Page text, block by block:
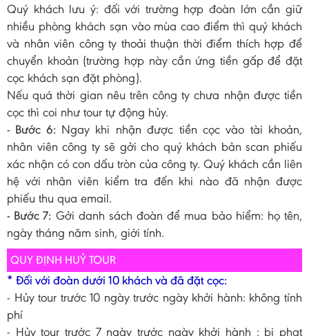
Quý khách lưu ý: đối với trường hợp đoàn lớn cần giữ
nhiều phòng khách sạn vào mùa cao điểm thì quý khách
và nhân viên công ty thoải thuận thời điểm thích hợp để
chuyển khoản (trường hợp này cần ứng tiền gấp để đặt
cọc khách sạn đặt phòng).
Nếu quá thời gian nêu trên công ty chưa nhận được tiền
cọc thì coi như tour tự động hủy.
- Bước 6: Ngay khi nhận được tiền cọc vào tài khoản,
nhân viên công ty sẽ gởi cho quý khách bản scan phiếu
xác nhận có con dấu tròn của công ty. Quý khách cần liên
hệ với nhân viên kiểm tra đến khi nào đã nhận được
phiếu thu qua email.
- Bước 7: Gởi danh sách đoàn để mua bảo hiểm: họ tên,
ngày tháng năm sinh, giới tính.
QUY ĐỊNH HUỶ TOUR
* Đối với đoàn dưới 10 khách và đã đặt cọc:
- Hủy tour trước 10 ngày trước ngày khởi hành: không tính
phí
- Hủy tour trước 7 ngày trước ngày khởi hành : bị phạt